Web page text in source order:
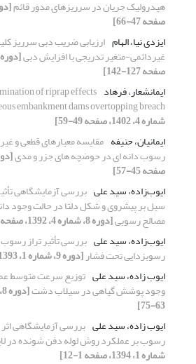
هیدرولیک جریان در سرریزهای مدور قائم
صفحه 47-66]
ایزدی نیا، الهام ارزیابی ضریب دبی سرریز
غیردائمی-متغیر تدریجی با افزایش دبی
صفحه 127-142]
ایمانشعار، فرهاد of riprap effects
embankment dams overtopping breach
شماره 4، 1402، صفحه 49-59]
ایمانیان، حنیفه مقایسه معیارهای قطعی و
رسوب دانه ای در حوضچه های جزر و مدی
صفحه 45-57]
ایوب‌زاده، سید علی بررسی آزمایشگاهی
سیل بر پیشروی و شکل دلتا در حالت وجود
مصالح رسوبی[دوره 8، شماره 4، 1392، صفحه 1-12]
ایوب‌زاده، سید علی بررسی تأثیر تراز
رسوبزدایی تحت فشار[دوره 9، شماره 1، 1393، صفحه 11-25]
ایوب زاده، سید علی توزیع سرعت متوسط
وجود پوشش گیاهی در سیلاب دشت
63-75]
ایوب زاده، سید علی بررسی آزمایشگاهی
رسوب بر عملکرد روش لوله دفن ‏شونده در
شماره 1، 1394، صفحه 1-12]